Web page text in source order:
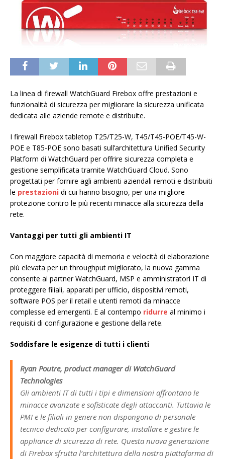
La linea di firewall WatchGuard Firebox offre prestazioni e
funzionalità di sicurezza per migliorare la sicurezza unificata
dedicata alle aziende remote e distribuite.
I firewall Firebox tabletop T25/T25-W, T45/T45-POE/T45-W-
POE e T85-POE sono basati sull’architettura Unified Security
Platform di WatchGuard per offrire sicurezza completa e
gestione semplificata tramite WatchGuard Cloud. Sono
progettati per fornire agli ambienti aziendali remoti e distribuiti
le prestazioni di cui hanno bisogno, per una migliore
protezione contro le più recenti minacce alla sicurezza della
rete.
Vantaggi per tutti gli ambienti IT
Con maggiore capacità di memoria e velocità di elaborazione
più elevata per un throughput migliorato, la nuova gamma
consente ai partner WatchGuard, MSP e amministratori IT di
proteggere filiali, apparati per ufficio, dispositivi remoti,
software POS per il retail e utenti remoti da minacce
complesse ed emergenti. E al contempo ridurre al minimo i
requisiti di configurazione e gestione della rete.
Soddisfare le esigenze di tutti i clienti
Ryan Poutre, product manager di WatchGuard
Technologies
Gli ambienti IT di tutti i tipi e dimensioni affrontano le
minacce avanzate e sofisticate degli attaccanti. Tuttavia le
PMI e le filiali in genere non dispongono di personale
tecnico dedicato per configurare, installare e gestire le
appliance di sicurezza di rete. Questa nuova generazione
di Firebox sfrutta l’architettura della nostra piattaforma di